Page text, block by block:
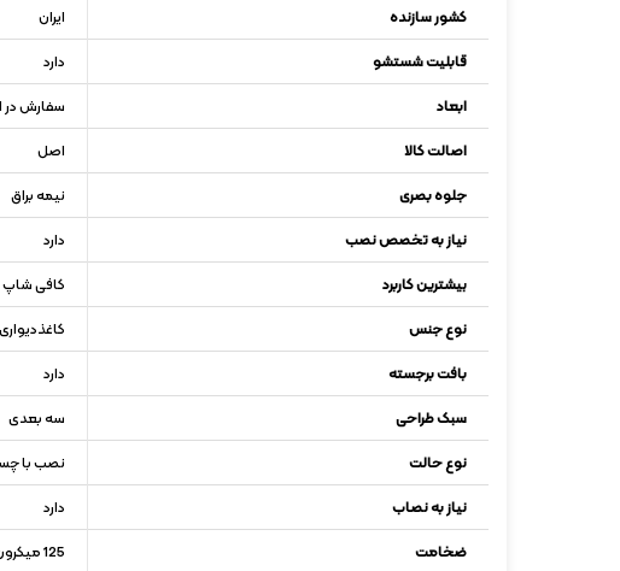
کشور سازنده
ایران
قابلیت شستشو
دارد
ابعاد
سفارش در
اصالت کالا
اصل
جلوه بصری
نیمه براق
نیاز به تخصص نصب
دارد
بیشترین کاربرد
کافی شاپ
نوع جنس
بافت برجسته
دارد
سبک طراحی
سه بعدی
نوع حالت
نصب با
نیاز به نصاب
دارد
ضخامت
125 میکرون